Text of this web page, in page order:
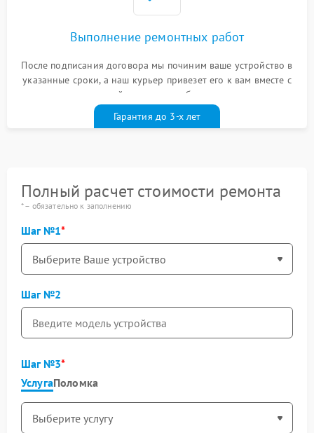
Выполнение ремонтных работ
После подписания договора мы починим ваше устройство в
указанные сроки, а наш курьер привезет его к вам вместе с
гарантийным талоном бесплатно
Гарантия до 3-х лет
Полный расчет стоимости ремонта
* – обязательно к заполнению
Шаг №1
Шаг №2
Шаг №3
УслугаПоломка